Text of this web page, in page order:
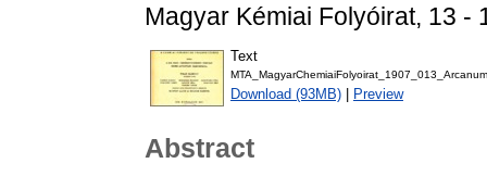
Magyar Kémiai Folyóirat, 13 -
Text
Download (93MB) Preview
Abstract